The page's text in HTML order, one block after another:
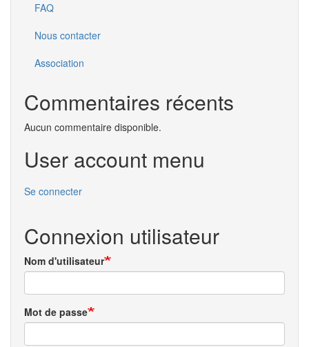
FAQ
Nous contacter
Association
Commentaires récents
Aucun commentaire disponible.
User account menu
Se connecter
Connexion utilisateur
Nom d'utilisateur
Mot de passe